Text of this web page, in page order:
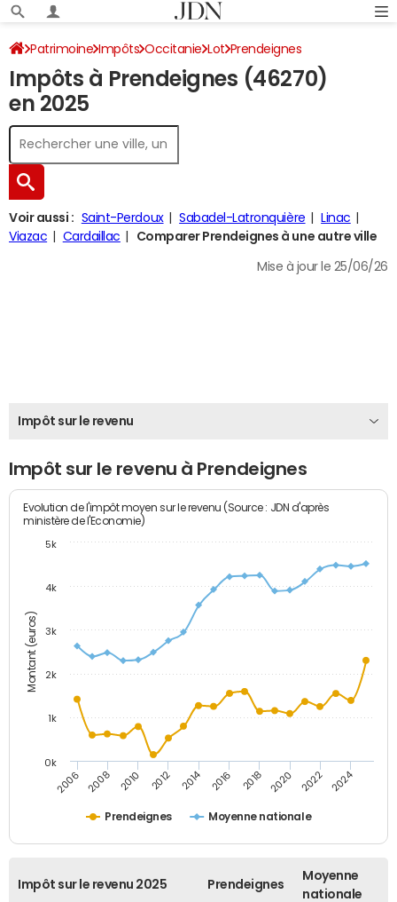
Patrimoine Impôts Occitanie Lot Prendeignes
Impôt sur le revenu
Impôts à Prendeignes (46270)
en 2025
Voir aussi : Saint-Perdoux Sabadel-Latronquière
Linac
Viazac
Cardaillac Comparer Prendeignes à une autre ville
Mise à jour le 25/06/26
Impôt sur le revenu
Impôt sur le revenu à Prendeignes
Montant (euros)
Evolution de l'impôt moyen sur le revenu (Source : JDN d'après
ministère de l'Economie)
Prendeignes Moyenne nationale
2006 2008 2010 2012 2014 2016 2018 2020 2022 2024
0k
1k
2k
3k
4k
5k
Impôt sur le revenu 2025 Prendeignes
Moyenne
nationale